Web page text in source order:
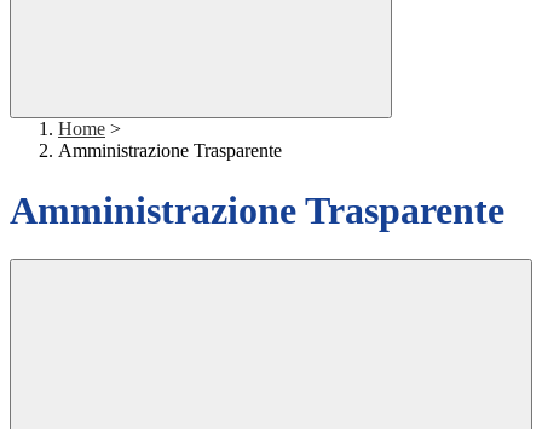
Home >
Amministrazione Trasparente
Amministrazione Trasparente